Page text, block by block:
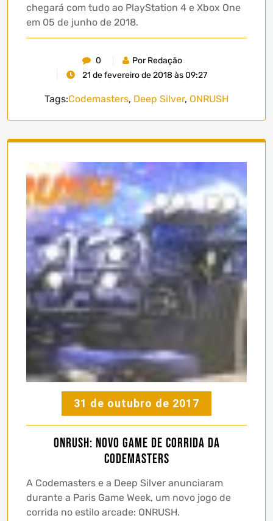
chegará com tudo ao PlayStation 4 e Xbox One
em 05 de junho de 2018.
0
Por Redação
21 de fevereiro de 2018 às 09:27
Tags:Codemasters, Deep Silver, ONRUSH
31 de outubro de 2017
ONRUSH: novo game de corrida da
Codemasters
A Codemasters e a Deep Silver anunciaram
durante a Paris Game Week, um novo jogo de
corrida no estilo arcade: ONRUSH.